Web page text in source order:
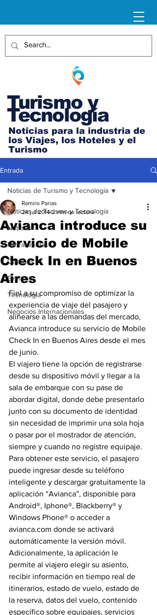
Turismo y
Tecnología
Noticias para la industria de
los Viajes, los Hoteles y el
Turismo
Entrada
Noticias de Turismo y Tecnología
Noticias
Herramientas
Destinos
Eventos
Tecnología
Negocios Internacionales
Noticias de Turismo y Tecnología
Avianca introduce su
servicio de Mobile
Check In en Buenos
Aires
Ramiro Parias
24 jul 2014 2 min de lectura
Fiel a su compromiso de optimizar la
experiencia de viaje del pasajero y
alinearse a las demandas del mercado,
Avianca introduce su servicio de Mobile
Check In en Buenos Aires desde el mes
de junio.
El viajero tiene la opción de registrarse
desde su dispositivo móvil y llegar a la
sala de embarque con su pase de
abordar digital, donde debe presentarlo
junto con su documento de identidad
sin necesidad de imprimir una sola hoja
o pasar por el mostrador de atención,
siempre y cuando no registre equipaje.
Para obtener este servicio, el pasajero
puede ingresar desde su teléfono
inteligente y descargar gratuitamente la
aplicación “Avianca”, disponible para
Android®, Iphone®, Blackberry® y
Windows Phone® o acceder a
avianca.com donde se activará
automáticamente la versión móvil.
Adicionalmente, la aplicación le
permite al viajero elegir su asiento,
recibir información en tiempo real de
itinerarios, estado de vuelo, estado de
la reserva, datos del vuelo, contenido
específico sobre equipajes, servicios